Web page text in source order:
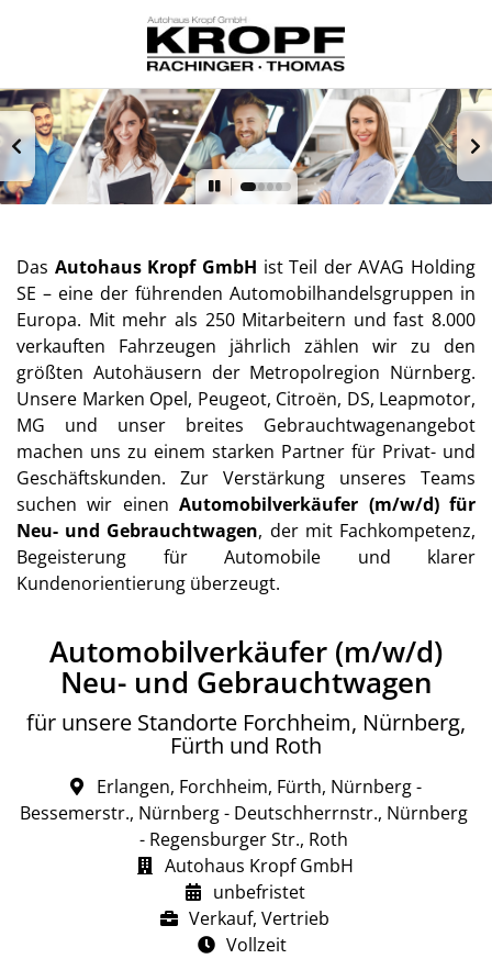
Automobilverkäufer (m/w/d)
Neu- und Gebrauchtwagen
für unsere Standorte Forchheim, Nürnberg,
Fürth und Roth
Erlangen, Forchheim, Fürth, Nürnberg -
Bessemerstr., Nürnberg - Deutschherrnstr., Nürnberg
- Regensburger Str., Roth
Autohaus Kropf GmbH
unbefristet
Verkauf, Vertrieb
Vollzeit
Das Autohaus Kropf GmbH ist Teil der AVAG Holding
SE – eine der führenden Automobilhandelsgruppen in
Europa. Mit mehr als 250 Mitarbeitern und fast 8.000
verkauften Fahrzeugen jährlich zählen wir zu den
größten Autohäusern der Metropolregion Nürnberg.
Unsere Marken Opel, Peugeot, Citroën, DS, Leapmotor,
MG und unser breites Gebrauchtwagenangebot
machen uns zu einem starken Partner für Privat- und
Geschäftskunden. Zur Verstärkung unseres Teams
suchen wir einenAutomobilverkäufer (m/w/d) für
Neu- und Gebrauchtwagen, der mit Fachkompetenz,
Begeisterung für Automobile und klarer
Kundenorientierung überzeugt.